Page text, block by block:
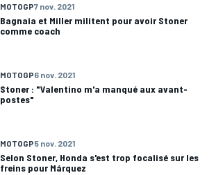
MOTOGP7 nov. 2021
Bagnaia et Miller militent pour avoir Stoner
comme coach
MOTOGP6 nov. 2021
Stoner : "Valentino m'a manqué aux avant-
postes"
MOTOGP5 nov. 2021
Selon Stoner, Honda s'est trop focalisé sur les
freins pour Márquez